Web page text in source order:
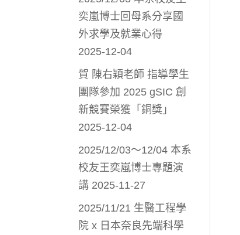
奕嵐博士回母系分享國
外求學及就業心得
2025-12-04
賀 陳右穎老師 指導學生
團隊參加 2025 gSIC 創
新競賽榮獲「銅獎」
2025-12-04
2025/12/03～12/04 本系
校友王奕嵐博士專題演
講 2025-11-27
2025/11/21 生醫工程學
院 x 日本奈良先端科學